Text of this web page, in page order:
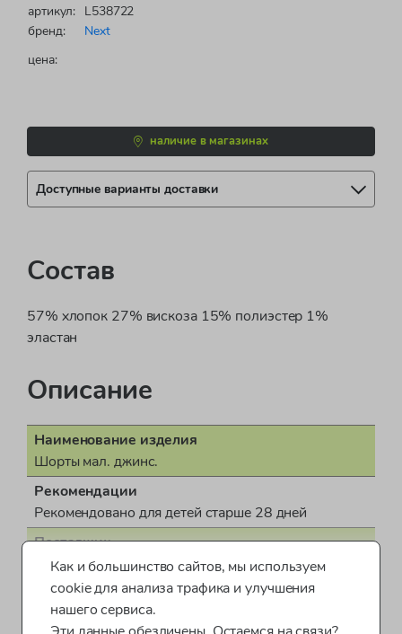
артикул: L538722
бренд:
Next
цена:
наличие в магазинах
Доступные варианты доставки
Состав
57% хлопок 27% вискоза 15% полиэстер 1%
эластан
Описание
Наименование изделия
Шорты мал. джинс.
Рекомендации
Рекомендовано для детей старше 28 дней
Поставщик
ООО "Бонд стрит"
Пол
для мальчика
Показать все характеристики
Как и большинство сайтов, мы используем
cookie для анализа трафика и улучшения
нашего сервиса.